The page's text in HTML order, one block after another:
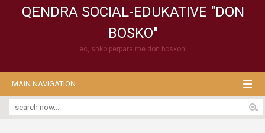
QENDRA SOCIAL-EDUKATIVE "DON
BOSKO"
ec, shko përpara me don boskon!
MAIN NAVIGATION